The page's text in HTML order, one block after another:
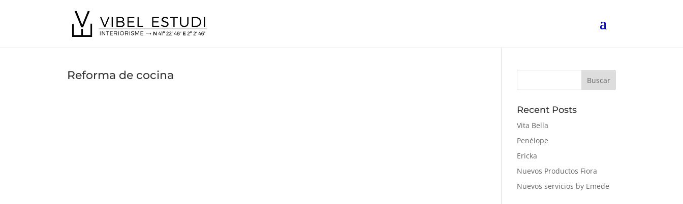
Reforma de cocina Buscar
Recent Posts
Vita Bella
Penélope
Ericka
Nuevos Productos Fiora
Nuevos servicios by Emede